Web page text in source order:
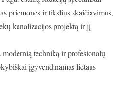
priemones ir tikslius skaičiavimus,
kanalizacijos projektą ir jį
modernią techniką ir profesionalų
įgyvendinamas lietaus